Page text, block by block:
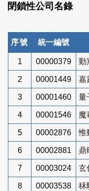
閉鎖性公司名錄
序號 統一編號
1 00000379 勤
2 00001449 嘉
3 00001460 量
4 00001546 魔
5 00002876 惟
6 00002881 鼎
7 00003024 玄
8 00003538 秝